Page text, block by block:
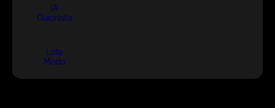
IA
Guionista
Lote
Modo